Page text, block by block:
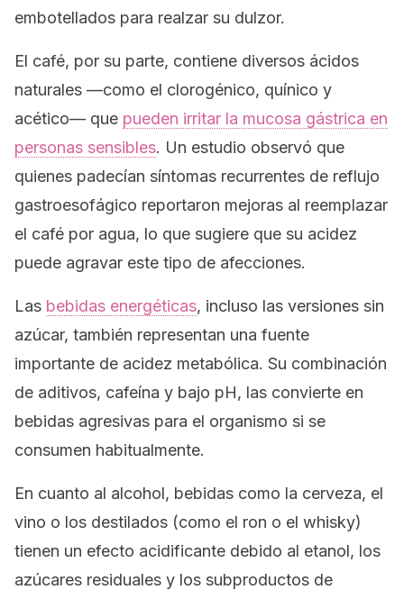
embotellados para realzar su dulzor.
El café, por su parte, contiene diversos ácidos
naturales —como el clorogénico, quínico y
acético— que pueden irritar la mucosa gástrica en
personas sensibles. Un estudio observó que
quienes padecían síntomas recurrentes de reflujo
gastroesofágico reportaron mejoras al reemplazar
el café por agua, lo que sugiere que su acidez
puede agravar este tipo de afecciones.
Las bebidas energéticas, incluso las versiones sin
azúcar, también representan una fuente
importante de acidez metabólica. Su combinación
de aditivos, cafeína y bajo pH, las convierte en
bebidas agresivas para el organismo si se
consumen habitualmente.
En cuanto al alcohol, bebidas como la cerveza, el
vino o los destilados (como el ron o el whisky)
tienen un efecto acidificante debido al etanol, los
azúcares residuales y los subproductos de